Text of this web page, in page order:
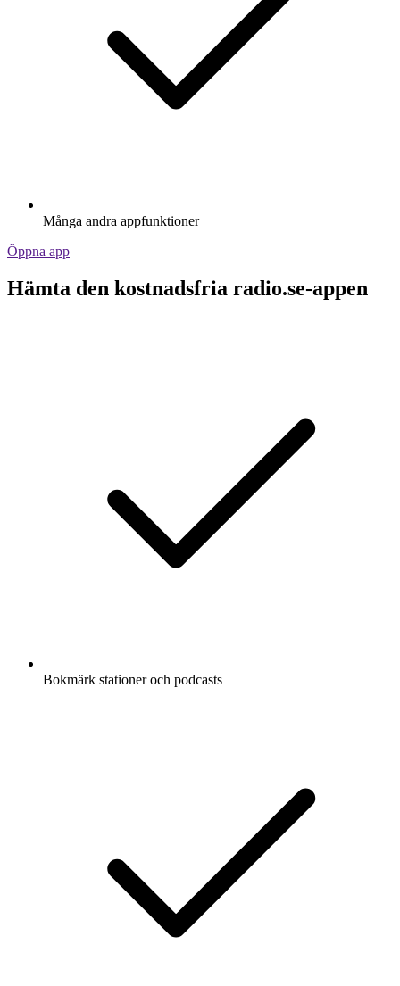
Många andra appfunktioner
Öppna app
Hämta den kostnadsfria radio.se-appen
Bokmärk stationer och podcasts